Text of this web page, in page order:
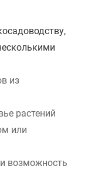
из
растений
или
возможность